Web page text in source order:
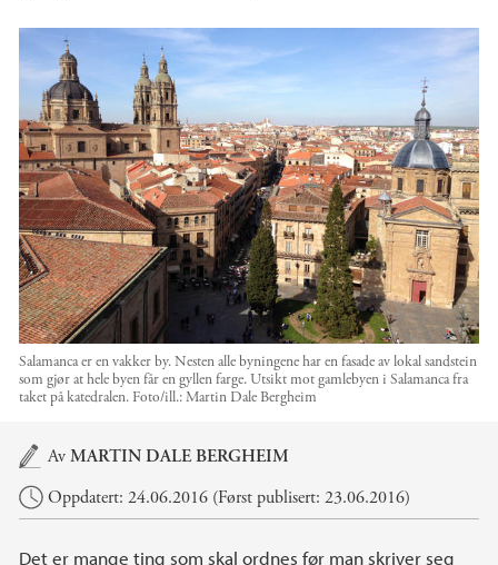
Salamanca er en vakker by. Nesten alle byningene har en fasade av lokal sandstein
som gjør at hele byen får en gyllen farge. Utsikt mot gamlebyen i Salamanca fra
taket på katedralen. Foto/ill.:Martin Dale Bergheim
Hovedinnhold
AvMARTIN DALE BERGHEIM
Oppdatert: 24.06.2016 (Først publisert: 23.06.2016)
Det er mange ting som skal ordnes før man skriver seg